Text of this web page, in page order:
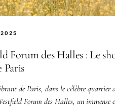
Forum des Halles : Le
Paris
de Paris, dans le célèbre quartier
Forum des Halles, un immense